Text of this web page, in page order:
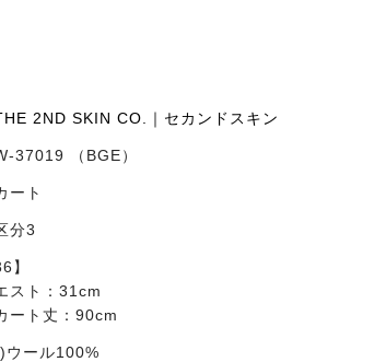
2ND SKIN CO.｜セカンドスキン
37019 （BGE）
ート
分3
】
スト：31cm
ート丈：90cm
ウール100%